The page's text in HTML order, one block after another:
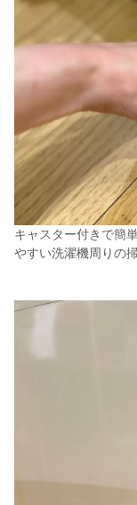
キャスター付きで簡
やすい洗濯機周りの